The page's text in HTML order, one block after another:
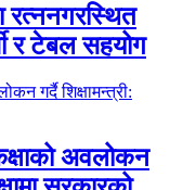
रत्ननगरस्थित
र टेबल सहयोग
अवलोकन